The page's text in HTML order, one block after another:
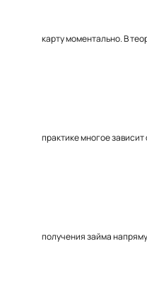
карту моментально. В
практике многое
получения займа